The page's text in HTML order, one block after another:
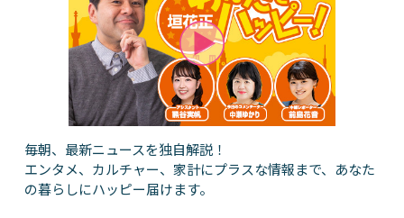
毎朝、最新ニュースを独自解説！
エンタメ、カルチャー、家計にプラスな情報まで、あなた
の暮らしにハッピー届けます。